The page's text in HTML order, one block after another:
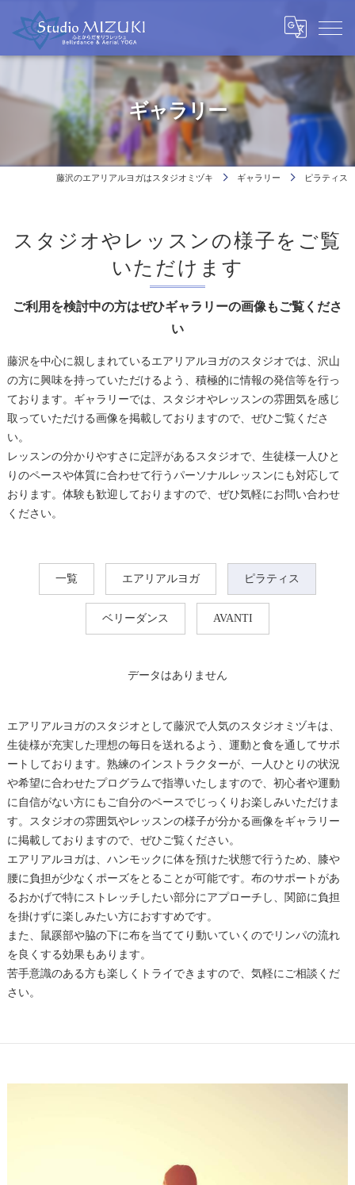
ギャラリー
藤沢のエアリアルヨガはスタジオミヅキ ギャラリー ピラティス
スタジオやレッスンの様子をご覧
いただけます
ご利用を検討中の方はぜひギャラリーの画像もご覧くださ
い
藤沢を中心に親しまれているエアリアルヨガのスタジオでは、沢山
の方に興味を持っていただけるよう、積極的に情報の発信等を行っ
ております。ギャラリーでは、スタジオやレッスンの雰囲気を感じ
取っていただける画像を掲載しておりますので、ぜひご覧くださ
い。
レッスンの分かりやすさに定評があるスタジオで、生徒様一人ひと
りのペースや体質に合わせて行うパーソナルレッスンにも対応して
おります。体験も歓迎しておりますので、ぜひ気軽にお問い合わせ
ください。
一覧 エアリアルヨガ ピラティス
ベリーダンス AVANTI
データはありません
エアリアルヨガのスタジオとして藤沢で人気のスタジオミヅキは、
生徒様が充実した理想の毎日を送れるよう、運動と食を通してサポ
ートしております。熟練のインストラクターが、一人ひとりの状況
や希望に合わせたプログラムで指導いたしますので、初心者や運動
に自信がない方にもご自分のペースでじっくりお楽しみいただけま
す。スタジオの雰囲気やレッスンの様子が分かる画像をギャラリー
に掲載しておりますので、ぜひご覧ください。
エアリアルヨガは、ハンモックに体を預けた状態で行うため、膝や
腰に負担が少なくポーズをとることが可能です。布のサポートがあ
るおかげで特にストレッチしたい部分にアプローチし、関節に負担
を掛けずに楽しみたい方におすすめです。
また、鼠蹊部や脇の下に布を当ててり動いていくのでリンパの流れ
を良くする効果もあります。
苦手意識のある方も楽しくトライできますので、気軽にご相談くだ
さい。